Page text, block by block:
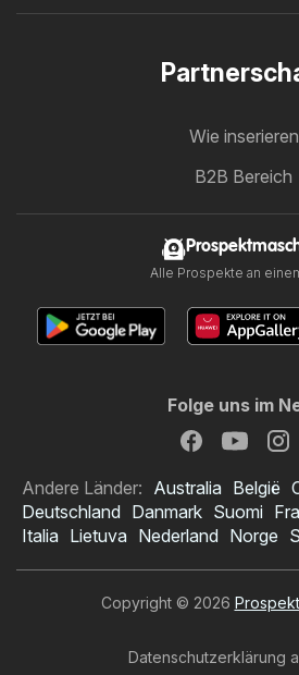
Wie inserieren
B2B Bereich
Alle Prospekte an
Folge uns im
Andere Länder: Australia België
Deutschland Danmark Suomi
Italia Lietuva Nederland Norge
Copyright © 2026
Datenschutzerklärung